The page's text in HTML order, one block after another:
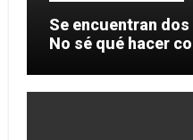
Se encuentran
No sé qué hacer